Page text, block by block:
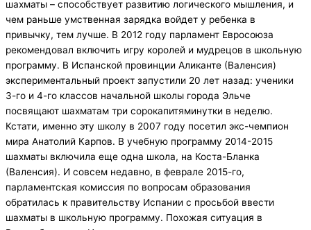
шахматы – способствует развитию логического мышления, и
чем раньше умственная зарядка войдет у ребенка в
привычку, тем лучше. В 2012 году парламент Евросоюза
рекомендовал включить игру королей и мудрецов в школьную
программу. В Испанской провинции Аликанте (Валенсия)
экспериментальный проект запустили 20 лет назад: ученики
3-го и 4-го классов начальной школы города Эльче
посвящают шахматам три сорокапитяминутки в неделю.
Кстати, именно эту школу в 2007 году посетил экс-чемпион
мира Анатолий Карпов. В учебную программу 2014-2015
шахматы включила еще одна школа, на Коста-Бланка
(Валенсия). И совсем недавно, в феврале 2015-го,
парламентская комиссия по вопросам образования
обратилась к правительству Испании с просьбой ввести
шахматы в школьную программу. Похожая ситуация в